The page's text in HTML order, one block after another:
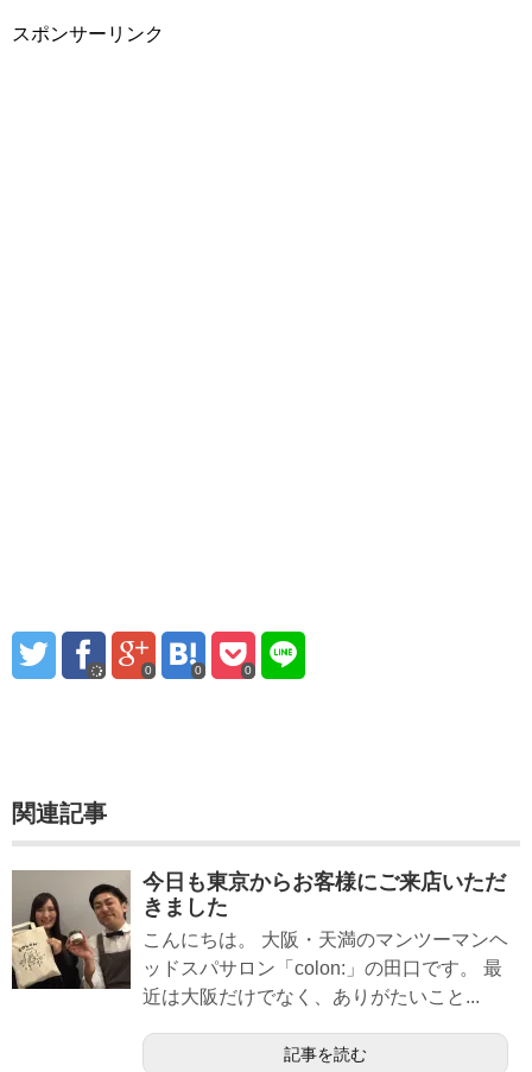
スポンサーリンク
0 0 0
関連記事
今日も東京からお客様にご来店いただ
きました
こんにちは。 大阪・天満のマンツーマンヘ
ッドスパサロン「colon:」の田口です。 最
近は大阪だけでなく、ありがたいこと...
記事を読む